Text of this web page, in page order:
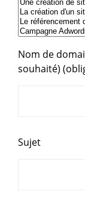
Nom de
souhaité)
Sujet